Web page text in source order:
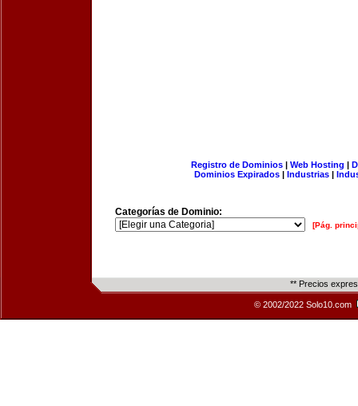
Registro de Dominios| Web Hosting |
Dominios Expirados | Industrias |
Categorías de Dominio:
[Pág.
** Precios
© 2002/2022 Solo10.com